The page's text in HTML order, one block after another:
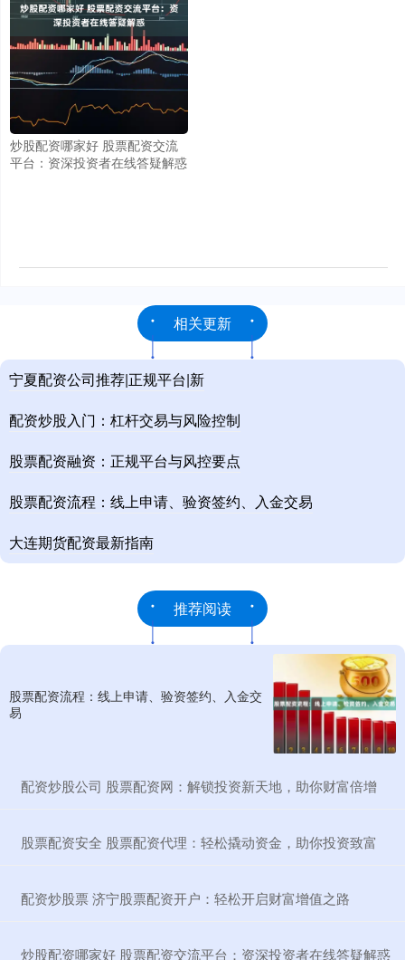
炒股配资哪家好 股票配资交流
平台：资深投资者在线答疑解惑
相关更新
宁夏配资公司推荐|正规平台|新
配资炒股入门：杠杆交易与风险控制
股票配资融资：正规平台与风控要点
股票配资流程：线上申请、验资签约、入金交易
大连期货配资最新指南
推荐阅读
股票配资流程：线上申请、验资签约、入金交
易
​配资炒股公司 股票配资网：解锁投资新天地，助你财富倍增
​股票配资安全 股票配资代理：轻松撬动资金，助你投资致富
​配资炒股票 济宁股票配资开户：轻松开启财富增值之路
​炒股配资哪家好 股票配资交流平台：资深投资者在线答疑解惑